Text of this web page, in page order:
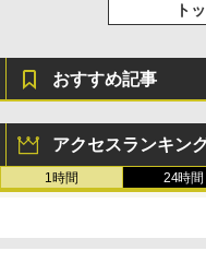
ト
おすすめ記事
アクセスランキン
1時間 24時間